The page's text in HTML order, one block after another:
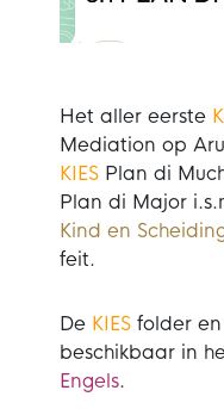
Het aller eerste
Mediation op
KIES Plan di
Plan di Major
Kind en
feit.
De KIES folder en
beschikbaar in
Engels.